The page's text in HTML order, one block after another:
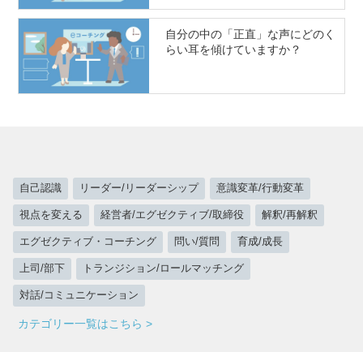
自分の中の「正直」な声にどのく
らい耳を傾けていますか？
自己認識 リーダー/リーダーシップ 意識変革/行動変革
視点を変える 経営者/エグゼクティブ/取締役 解釈/再解釈
エグゼクティブ・コーチング 問い/質問 育成/成長
上司/部下 トランジション/ロールマッチング
対話/コミュニケーション
カテゴリー一覧はこちら >